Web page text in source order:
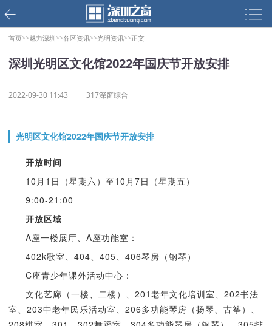
首页>>魅力深圳>>各区资讯>>光明资讯>>正文
深圳光明区文化馆2022年国庆节开放安排
2022-09-30 11:43 317深窗综合
光明区文化馆2022年国庆节开放安排
开放时间
10月1日（星期六）至10月7日（星期五）
9:00-21:00
开放区域
A座一楼展厅、A座功能室：
402k歌室、404、405、406琴房（钢琴）
C座青少年课外活动中心：
文化艺廊（一楼、二楼）、201老年文化培训室、202书法
室、203中老年民乐活动室、206多功能琴房（扬琴、古筝）、